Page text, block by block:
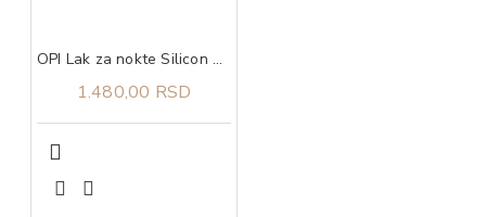
OPI Lak za nokte Silicon Valley Girl
1.480,00 RSD